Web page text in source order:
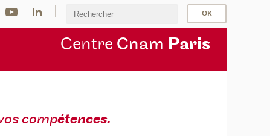
Centre Cnam Paris
compétences.